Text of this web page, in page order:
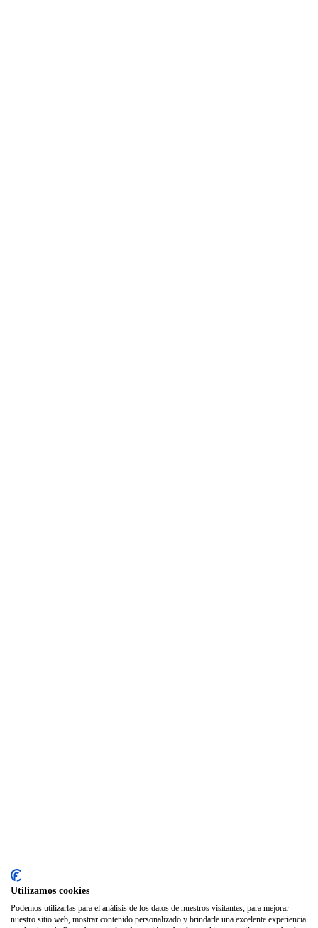
Utilizamos cookies
Podemos utilizarlas para el análisis de los datos de nuestros visitantes, para mejorar
nuestro sitio web, mostrar contenido personalizado y brindarle una excelente experiencia